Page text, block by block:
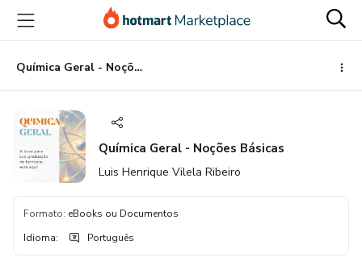
para
conteúdo
principal
para
pagamento
para
rodapé
Química Geral - Noções Básicas
Química Geral - Noções Básicas
Luis Henrique Vilela Ribeiro
Formato: eBooks ou Documentos
Idioma: Português